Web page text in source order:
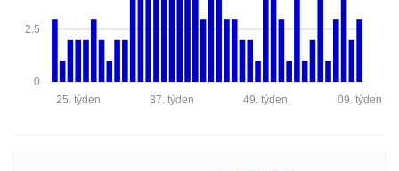
0
2.5
09. týden
49. týden
37. týden
25. týden